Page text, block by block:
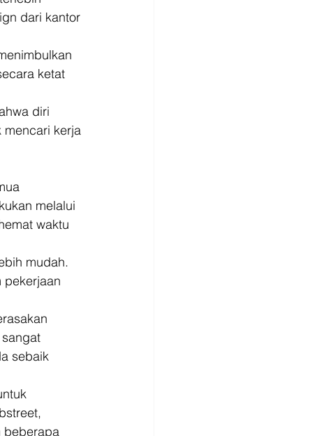
dari kantor
ketat
diri
mencari kerja
melalui
waktu
mudah.
pekerjaan
sebaik
beberapa